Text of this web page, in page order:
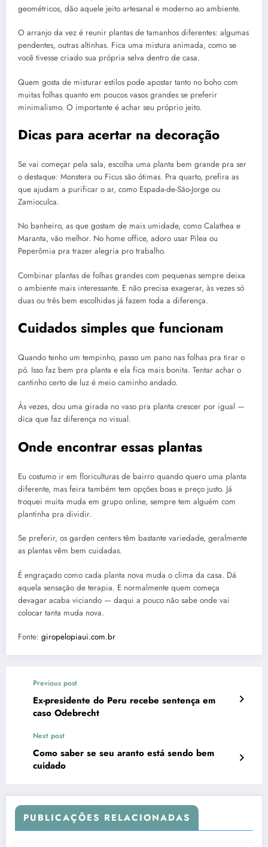
geométricos, dão aquele jeito artesanal e moderno ao ambiente.
O arranjo da vez é reunir plantas de tamanhos diferentes: algumas
pendentes, outras altinhas. Fica uma mistura animada, como se
você tivesse criado sua própria selva dentro de casa.
Quem gosta de misturar estilos pode apostar tanto no boho com
muitas folhas quanto em poucos vasos grandes se preferir
minimalismo. O importante é achar seu próprio jeito.
Dicas para acertar na decoração
Se vai começar pela sala, escolha uma planta bem grande pra ser
o destaque: Monstera ou Ficus são ótimas. Pra quarto, prefira as
que ajudam a purificar o ar, como Espada-de-São-Jorge ou
Zamioculca.
No banheiro, as que gostam de mais umidade, como Calathea e
Maranta, vão melhor. No home office, adoro usar Pilea ou
Peperômia pra trazer alegria pro trabalho.
Combinar plantas de folhas grandes com pequenas sempre deixa
o ambiente mais interessante. E não precisa exagerar, às vezes só
duas ou três bem escolhidas já fazem toda a diferença.
Cuidados simples que funcionam
Quando tenho um tempinho, passo um pano nas folhas pra tirar o
pó. Isso faz bem pra planta e ela fica mais bonita. Tentar achar o
cantinho certo de luz é meio caminho andado.
Às vezes, dou uma girada no vaso pra planta crescer por igual —
dica que faz diferença no visual.
Onde encontrar essas plantas
Eu costumo ir em floriculturas de bairro quando quero uma planta
diferente, mas feira também tem opções boas e preço justo. Já
troquei muita muda em grupo online, sempre tem alguém com
plantinha pra dividir.
Se preferir, os garden centers têm bastante variedade, geralmente
as plantas vêm bem cuidadas.
É engraçado como cada planta nova muda o clima da casa. Dá
aquela sensação de terapia. E normalmente quem começa
devagar acaba viciando — daqui a pouco não sabe onde vai
colocar tanta muda nova.
Fonte: giropelopiaui.com.br
Previous post
Ex-presidente do Peru recebe sentença em
caso Odebrecht
Next post
Como saber se seu aranto está sendo bem
cuidado
PUBLICAÇÕES RELACIONADAS